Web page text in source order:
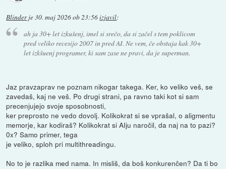
Blinderje30. maj 2026 ob 23:56izjavil:
ah ja 30+ let izkušenj, imel si srečo, da si začel s tem poklicom
pred veliko recesijo 2007 in pred AI. Ne vem, če obstaja kak 30+
let izkšuenj programer, ki sam zase ne pravi, da je superman.
Jaz pravzaprav ne poznam nikogar takega. Ker, ko veliko veš, se
zavedaš, kaj ne veš. Po drugi strani, pa ravno taki kot si sam
precenjujejo svoje sposobnosti,
ker preprosto ne vedo dovolj. Kolikokrat si se vprašal, o aligmentu
memorje, kar kodiraš? Kolikokrat si AIju naročil, da naj na to pazi?
0x? Samo primer, tega
je veliko, sploh pri multithreadingu.
No to je razlika med nama. In misliš, da boš konkurenčen? Da ti bo